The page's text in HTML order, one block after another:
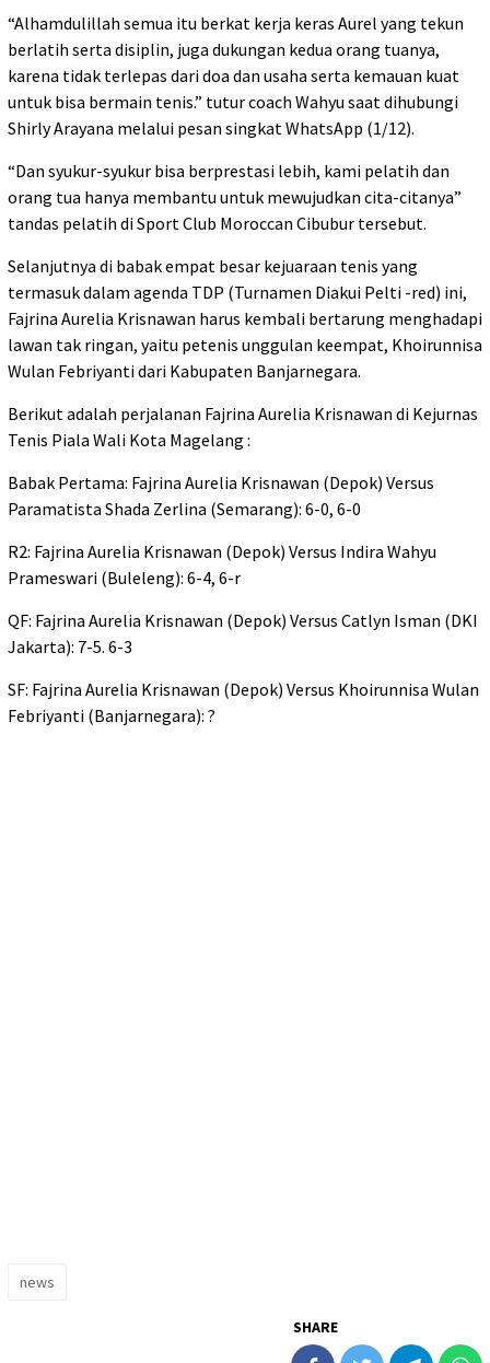
“Alhamdulillah semua itu berkat kerja keras Aurel yang tekun
berlatih serta disiplin, juga dukungan kedua orang tuanya,
karena tidak terlepas dari doa dan usaha serta kemauan kuat
untuk bisa bermain tenis.” tutur coach Wahyu saat dihubungi
Shirly Arayana melalui pesan singkat WhatsApp (1/12).
“Dan syukur-syukur bisa berprestasi lebih, kami pelatih dan
orang tua hanya membantu untuk mewujudkan cita-citanya”
tandas pelatih di Sport Club Moroccan Cibubur tersebut.
Selanjutnya di babak empat besar kejuaraan tenis yang
termasuk dalam agenda TDP (Turnamen Diakui Pelti -red) ini,
Fajrina Aurelia Krisnawan harus kembali bertarung menghadapi
lawan tak ringan, yaitu petenis unggulan keempat, Khoirunnisa
Wulan Febriyanti dari Kabupaten Banjarnegara.
Berikut adalah perjalanan Fajrina Aurelia Krisnawan di Kejurnas
Tenis Piala Wali Kota Magelang :
Babak Pertama: Fajrina Aurelia Krisnawan (Depok) Versus
Paramatista Shada Zerlina (Semarang): 6-0, 6-0
R2: Fajrina Aurelia Krisnawan (Depok) Versus Indira Wahyu
Prameswari (Buleleng): 6-4, 6-r
QF: Fajrina Aurelia Krisnawan (Depok) Versus Catlyn Isman (DKI
Jakarta): 7-5. 6-3
SF: Fajrina Aurelia Krisnawan (Depok) Versus Khoirunnisa Wulan
Febriyanti (Banjarnegara): ?
news
SHARE